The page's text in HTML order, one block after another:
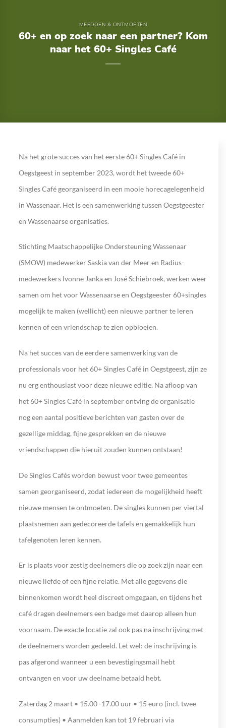
MEEDOEN & ONTMOETEN
60+ en op zoek naar een partner? Kom
naar het 60+ Singles Café
Na het grote succes van het eerste 60+ Singles Café in
Oegstgeest in september 2023, wordt het tweede 60+
Singles Café georganiseerd in een mooie horecagelegenheid
in Wassenaar. Het is een samenwerking tussen Oegstgeester
en Wassenaarse organisaties.
Stichting Maatschappelijke Ondersteuning Wassenaar
(SMOW) medewerker Saskia van der Meer en Radius-
medewerkers Ivonne Janka en José Schiebroek, werken weer
samen om het voor Wassenaarse en Oegstgeester 60+singles
mogelijk te maken (wellicht) een nieuwe partner te leren
kennen of een vriendschap te zien opbloeien.
Na het succes van de eerdere samenwerking van de
professionals voor het 60+ Singles Café in Oegstgeest, zijn ze
nu erg enthousiast voor deze nieuwe editie. Na afloop van
het 60+ Singles Café in september ontving de organisatie
nog een aantal positieve berichten van gasten over de
gezellige middag, fijne gesprekken en de nieuwe
vriendschappen die hieruit zouden kunnen ontstaan!
De Singles Cafés worden bewust voor twee gemeentes
samen georganiseerd, zodat iedereen de mogelijkheid heeft
nieuwe mensen te ontmoeten. De singles kunnen per viertal
plaatsnemen aan gedecoreerde tafels en gemakkelijk hun
tafelgenoten leren kennen.
Er is plaats voor zestig deelnemers die op zoek zijn naar een
nieuwe liefde of een fijne relatie. Met alle gegevens die
binnenkomen wordt heel discreet omgegaan, en tijdens het
café dragen deelnemers een badge met daarop alleen hun
voornaam. De exacte locatie zal ook pas na inschrijving met
de deelnemers worden gedeeld. Let wel: de inschrijving is
pas afgerond wanneer u een bevestigingsmail hebt
ontvangen en voor uw deelname betaald hebt.
Zaterdag 2 maart • 15.00 -17.00 uur • 15 euro (incl. twee
consumpties) • Aanmelden kan tot 19 februari via